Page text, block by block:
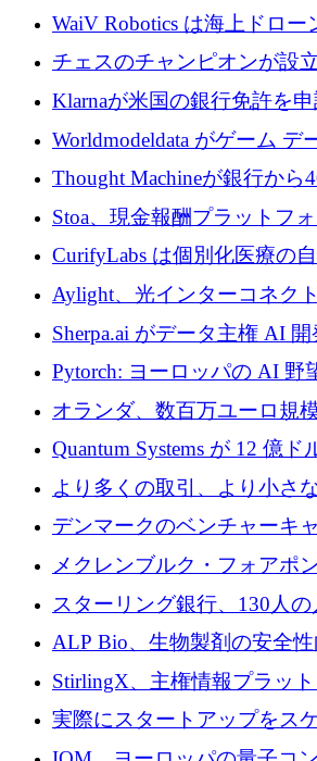
コラボレーションを強化す
WaiV Robotics は海上ドロ
1 つをどのように解決してい
チェスのチャンピオンが設
材料スタートアップ TaiSan
Klarnaが米国の銀行免許を
Worldmodeldata がゲーム デ
ニングに変えるために 700
Thought Machineが銀行から
調達、年間収益1億ドルを突
Stoa、現金報酬プラットフ
ルを確保
CurifyLabs は個別化医療の
ユーロを寄付
Aylight、光インターコネク
けて450万ユーロのプレシー
Sherpa.ai がデータ主権 AI
に 1,800 万ドルを調達
Pytorch: ヨーロッパの AI 野
ウェア層
オランダ、数百万ユーロ規
との提携で軍用ドローンに
ースト戦略を採用
Quantum Systems が 12 億
米国の主要取引所で初の欧
る、6 月に欧州のスタートア
より多くの取引、より小さ
年 6 月に欧州のスタートア
デンマークのベンチャーキ
ンタム・キャピタルが気候
ェア投資として初回クロー
を確保
メクレンブルク・フォアポ
Nextcloud を州全体に展開し
戦略を拡大
スターリング銀行、130人
ALP Bio、生物製剤の安全
Venture Kick から 16 万
StirlingX、主権情報プラッ
するためにシリーズ A で
実際にスタートアップをス
ノベーション モデルを学ぶ